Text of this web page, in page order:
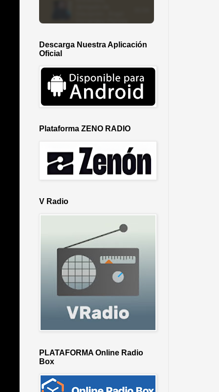
Descarga Nuestra Aplicación
Oficial
Plataforma ZENO RADIO
V Radio
PLATAFORMA Online Radio
Box